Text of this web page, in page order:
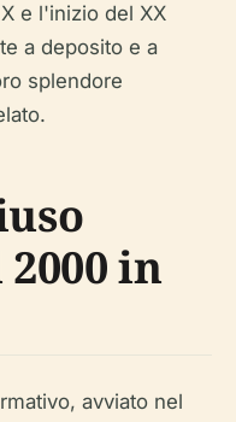
e l'inizio del XX
a deposito e a
splendore
in
avviato nel